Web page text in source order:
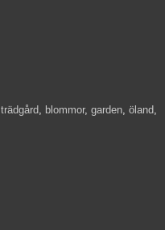
trädgård, blommor, garden, öland,